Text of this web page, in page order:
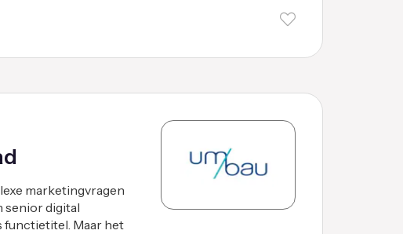
marketingvragen
senior digital
functietitel. Maar het